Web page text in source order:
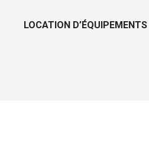
LOCATION D’ÉQUIPEMENTS